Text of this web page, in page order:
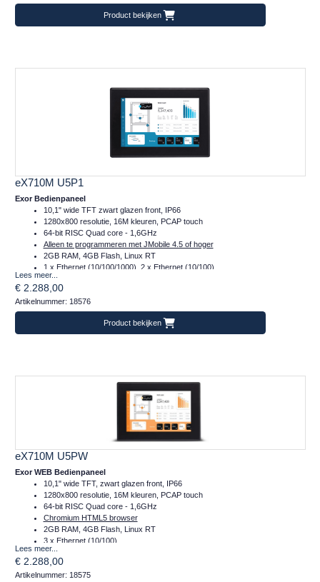
Sterkere achtergrondverlichting en optische binding van het touch-gedeelte
voor aflezing in direct zonlicht
Alleen te programmeren met JMobile 4.5 of hoger
Product bekijken
eX710M U5P1
Exor Bedienpaneel
10,1" wide TFT zwart glazen front, IP66
1280x800 resolutie, 16M kleuren, PCAP touch
64-bit RISC Quad core - 1,6GHz
Alleen te programmeren met JMobile 4.5 of hoger
2GB RAM, 4GB Flash, Linux RT
1 x Ethernet (10/100/1000), 2 x Ethernet (10/100)
1 x Serieel (232/485/422)
2 x Plug-in, 2 x USB, 1 x SD
Temperatuur inzetbereik: -20..+60°C
CE, DNVGL, cULus, Class I Div 2, ATEX en IECex
Frontafmeting: 282x197 (mm)
Lees meer...
€ 2.288,00
Artikelnummer: 18576
Product bekijken
eX710M U5PW
Exor WEB Bedienpaneel
10,1" wide TFT, zwart glazen front, IP66
1280x800 resolutie, 16M kleuren, PCAP touch
64-bit RISC Quad core - 1,6GHz
Chromium HTML5 browser
2GB RAM, 4GB Flash, Linux RT
3 x Ethernet (10/100)
1 x Serieel (RS232/422/485)
2 x Plug-in, 2 x USB, 1 x SD
Temperatuur inzetbereik: -20..+60°C
Lees meer...
€ 2.288,00
Artikelnummer: 18575